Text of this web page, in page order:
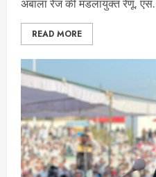
अंबाला रेंज की मंडलायुक्त रेणू. एस.
READ MORE